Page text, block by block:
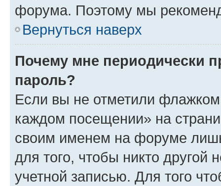
форума. Поэтому мы
Вернуться наверх
Почему мне периодически
пароль?
Если вы не отметили флажком
каждом посещении» на
своим именем на форуме
для того, чтобы никто другой
учетной записью. Для того